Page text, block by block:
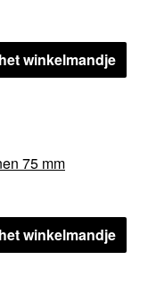
winkelmandje
75 mm
winkelmandje